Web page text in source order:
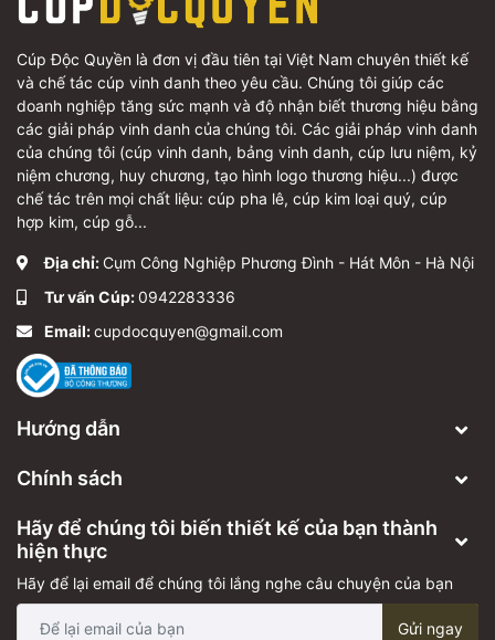
Cúp Độc Quyền là đơn vị đầu tiên tại Việt Nam chuyên thiết kế
và chế tác cúp vinh danh theo yêu cầu. Chúng tôi giúp các
doanh nghiệp tăng sức mạnh và độ nhận biết thương hiệu bằng
các giải pháp vinh danh của chúng tôi. Các giải pháp vinh danh
của chúng tôi (cúp vinh danh, bảng vinh danh, cúp lưu niệm, kỷ
niệm chương, huy chương, tạo hình logo thương hiệu...) được
chế tác trên mọi chất liệu: cúp pha lê, cúp kim loại quý, cúp
hợp kim, cúp gỗ...
Địa chỉ: Cụm Công Nghiệp Phương Đình - Hát Môn - Hà Nội
Tư vấn Cúp:0942283336
Email:cupdocquyen@gmail.com
Hướng dẫn
Chính sách
Hãy để chúng tôi biến thiết kế của bạn thành
hiện thực
Hãy để lại email để chúng tôi lắng nghe câu chuyện của bạn
Gửi ngay